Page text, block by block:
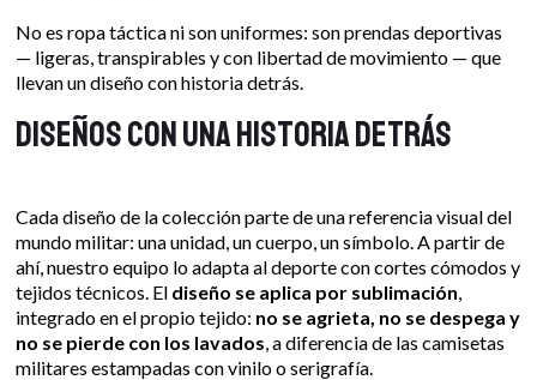
No es ropa táctica ni son uniformes: son prendas deportivas
— ligeras, transpirables y con libertad de movimiento — que
llevan un diseño con historia detrás.
Diseños con una historia detrás
Cada diseño de la colección parte de una referencia visual del
mundo militar: una unidad, un cuerpo, un símbolo. A partir de
ahí, nuestro equipo lo adapta al deporte con cortes cómodos y
tejidos técnicos. El diseño se aplica por sublimación
integrado en el propio tejido: no se agrieta, no se despega y
no se pierde con los lavados , a diferencia de las camisetas
militares estampadas con vinilo o serigrafía.